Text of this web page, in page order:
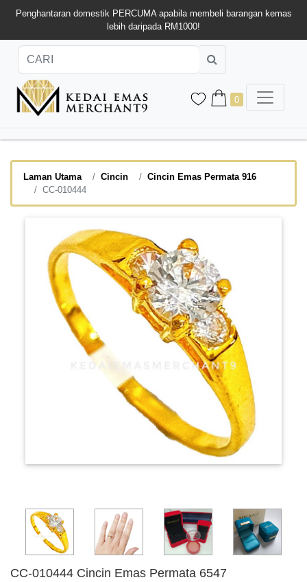
Penghantaran domestik PERCUMA apabila membeli barangan kemas
lebih daripada RM1000!
0
Laman Utama Cincin
Cincin Emas Permata 916
CC-010444
CC-010444 Cincin Emas Permata 6547